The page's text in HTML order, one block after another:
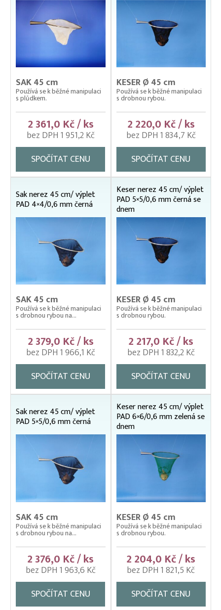
Kolíbky – krycí sítě na kolíbky
Kolíbky/haltýře – dvojitý plovoucí rám
Kolíbky/haltýře – jednoduchý plovoucí rám
Kolíbky/haltýře jednoduché závěsné (klecové sítě)
Krycí sítě na kádě a bazény
Krycí sítě na sádky, rybníky a klecové chovy
Lodě pracovní
Lodní motory závěsné Honda
Násady na kesery a saky
Nevody
Odchovné bazény a žlaby
Planktonové (uhelonové) vybavení
Pomocné rybářské vybavení
Prubní ploty
Přebírka kaprová
Přepínací ploty
Přepravní bedny na ryby
Rukáv na vysazování
Rybářské pracovní oděvy
Třídička rybího plůdku
Váhy na ryby (trojnožka)
Vatky – zátahové sítě
Vatky sádkové zesílené
Vrhací sítě na ryby
Vzduchování
Zpracovatelský/technologický stůl
SAK 45 cm
Používá se k běžné manipulaci
s plůdkem.
2 361,0 Kč / ks
bez DPH 1 951,2 Kč
SPOČÍTAT CENU
KESER Ø 45 cm
Používá se k běžné manipulaci
s drobnou rybou.
2 220,0 Kč / ks
bez DPH 1 834,7 Kč
SPOČÍTAT CENU
Sak nerez 45 cm/ výplet
PAD 4×4/0,6 mm černá
SAK 45 cm
Používá se k běžné manipulaci
s drobnou rybou na...
2 379,0 Kč / ks
bez DPH 1 966,1 Kč
SPOČÍTAT CENU
Keser nerez 45 cm/ výplet
PAD 5×5/0,6 mm černá se
dnem
KESER Ø 45 cm
Používá se k běžné manipulaci
s drobnou rybou.
2 217,0 Kč / ks
bez DPH 1 832,2 Kč
SPOČÍTAT CENU
Sak nerez 45 cm/ výplet
PAD 5×5/0,6 mm černá
SAK 45 cm
Používá se k běžné manipulaci
s drobnou rybou na...
2 376,0 Kč / ks
bez DPH 1 963,6 Kč
SPOČÍTAT CENU
Keser nerez 45 cm/ výplet
PAD 6×6/0,6 mm zelená se
dnem
KESER Ø 45 cm
Používá se k běžné manipulaci
s drobnou rybou.
2 204,0 Kč / ks
bez DPH 1 821,5 Kč
SPOČÍTAT CENU